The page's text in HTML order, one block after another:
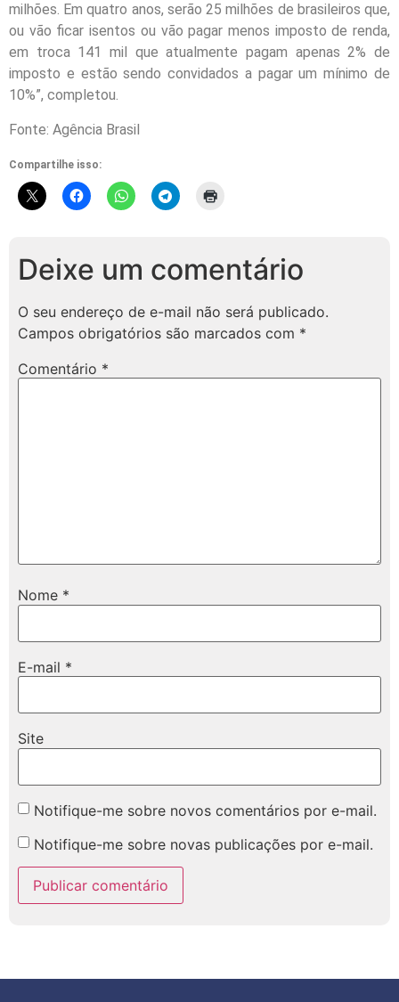
milhões. Em quatro anos, serão 25 milhões de brasileiros que,
ou vão ficar isentos ou vão pagar menos imposto de renda,
em troca 141 mil que atualmente pagam apenas 2% de
imposto e estão sendo convidados a pagar um mínimo de
10%”, completou.
Fonte: Agência Brasil
Compartilhe isso:
Deixe um comentário
O seu endereço de e-mail não será publicado.
Campos obrigatórios são marcados com *
Comentário *
Nome *
E-mail *
Site
Notifique-me sobre novos comentários por e-mail.
Notifique-me sobre novas publicações por e-mail.